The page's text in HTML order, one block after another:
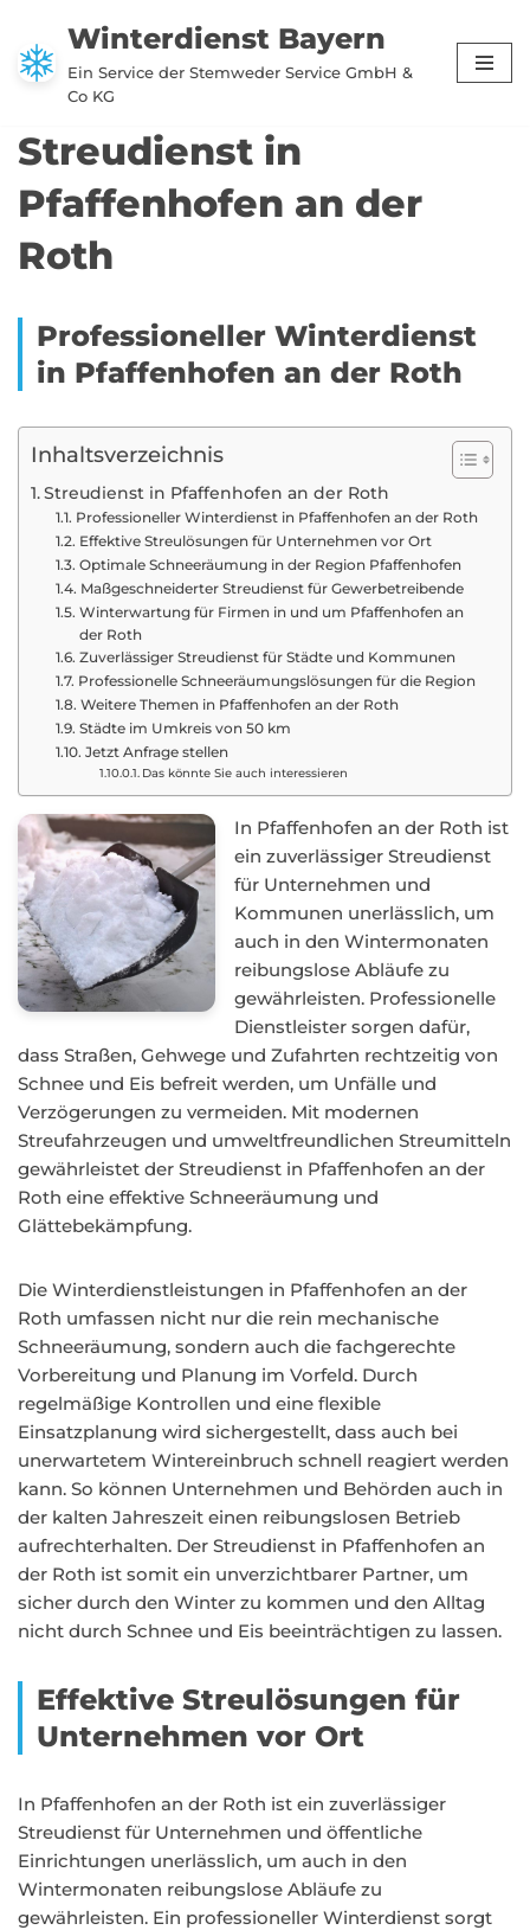
Zum
Inhalt
Winterdienst Bayern
Ein Service der Stemweder Service GmbH &
Co KG
Streudienst in
Pfaffenhofen an der
Roth
Professioneller Winterdienst
in Pfaffenhofen an der Roth
Inhaltsverzeichnis
Streudienst in Pfaffenhofen an der Roth
Professioneller Winterdienst in Pfaffenhofen an der Roth
Effektive Streulösungen für Unternehmen vor Ort
Optimale Schneeräumung in der Region Pfaffenhofen
Maßgeschneiderter Streudienst für Gewerbetreibende
Winterwartung für Firmen in und um Pfaffenhofen an
der Roth
Zuverlässiger Streudienst für Städte und Kommunen
Professionelle Schneeräumungslösungen für die Region
Weitere Themen in Pfaffenhofen an der Roth
Städte im Umkreis von 50 km
Jetzt Anfrage stellen
Das könnte Sie auch interessieren
In Pfaffenhofen an der Roth ist
ein zuverlässiger Streudienst
für Unternehmen und
Kommunen unerlässlich, um
auch in den Wintermonaten
reibungslose Abläufe zu
gewährleisten. Professionelle
Dienstleister sorgen dafür,
dass Straßen, Gehwege und Zufahrten rechtzeitig von
Schnee und Eis befreit werden, um Unfälle und
Verzögerungen zu vermeiden. Mit modernen
Streufahrzeugen und umweltfreundlichen Streumitteln
gewährleistet der Streudienst in Pfaffenhofen an der
Roth eine effektive Schneeräumung und
Glättebekämpfung.
Die Winterdienstleistungen in Pfaffenhofen an der
Roth umfassen nicht nur die rein mechanische
Schneeräumung, sondern auch die fachgerechte
Vorbereitung und Planung im Vorfeld. Durch
regelmäßige Kontrollen und eine flexible
Einsatzplanung wird sichergestellt, dass auch bei
unerwartetem Wintereinbruch schnell reagiert werden
kann. So können Unternehmen und Behörden auch in
der kalten Jahreszeit einen reibungslosen Betrieb
aufrechterhalten. Der Streudienst in Pfaffenhofen an
der Roth ist somit ein unverzichtbarer Partner, um
sicher durch den Winter zu kommen und den Alltag
nicht durch Schnee und Eis beeinträchtigen zu lassen.
Effektive Streulösungen für
Unternehmen vor Ort
In Pfaffenhofen an der Roth ist ein zuverlässiger
Streudienst für Unternehmen und öffentliche
Einrichtungen unerlässlich, um auch in den
Wintermonaten reibungslose Abläufe zu
gewährleisten. Ein professioneller Winterdienst sorgt